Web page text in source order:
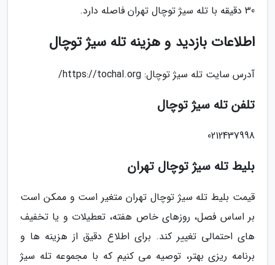
30 دقیقه با تله سیژ توچال تهران فاصله دارد.
اطلاعات بازدید و هزینه تله سیژ توچال
آدرس سایت تله سیژ توچال: https://tochal.org/
تلفن تله سیژ توچال
0212437998
بلیط تله سیژ توچال تهران
قیمت بلیط تله سیژ توچال تهران متغیر است و ممکن است
بر اساس فصل، روزهای خاص هفته، تعطیلات و یا تخفیف
های احتمالی تغییر کند. برای اطلاع دقیق از هزینه ها و
برنامه ریزی بهتر، توصیه می کنیم که با مجموعه تله سیژ